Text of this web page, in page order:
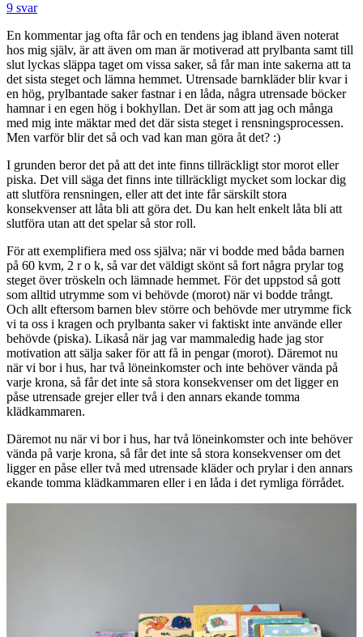
9 svar
En kommentar jag ofta får och en tendens jag ibland även noterat
hos mig själv, är att även om man är motiverad att prylbanta samt till
slut lyckas släppa taget om vissa saker, så får man inte sakerna att ta
det sista steget och lämna hemmet. Utrensade barnkläder blir kvar i
en hög, prylbantade saker fastnar i en låda, några utrensade böcker
hamnar i en egen hög i bokhyllan. Det är som att jag och många
med mig inte mäktar med det där sista steget i rensningsprocessen.
Men varför blir det så och vad kan man göra åt det? :)
I grunden beror det på att det inte finns tillräckligt stor morot eller
piska. Det vill säga det finns inte tillräckligt mycket som lockar dig
att slutföra rensningen, eller att det inte får särskilt stora
konsekvenser att låta bli att göra det. Du kan helt enkelt låta bli att
slutföra utan att det spelar så stor roll.
För att exemplifiera med oss själva; när vi bodde med båda barnen
på 60 kvm, 2 r o k, så var det väldigt skönt så fort några prylar tog
steget över tröskeln och lämnade hemmet. För det uppstod så gott
som alltid utrymme som vi behövde (morot) när vi bodde trångt.
Och allt eftersom barnen blev större och behövde mer utrymme fick
vi ta oss i kragen och prylbanta saker vi faktiskt inte använde eller
behövde (piska). Likaså när jag var mammaledig hade jag stor
motivation att sälja saker för att få in pengar (morot). Däremot nu
när vi bor i hus, har två löneinkomster och inte behöver vända på
varje krona, så får det inte så stora konsekvenser om det ligger en
påse utrensade grejer eller två i den annars ekande tomma
klädkammaren.
Däremot nu när vi bor i hus, har två löneinkomster och inte behöver
vända på varje krona, så får det inte så stora konsekvenser om det
ligger en påse eller två med utrensade kläder och prylar i den annars
ekande tomma klädkammaren eller i en låda i det rymliga förrådet.